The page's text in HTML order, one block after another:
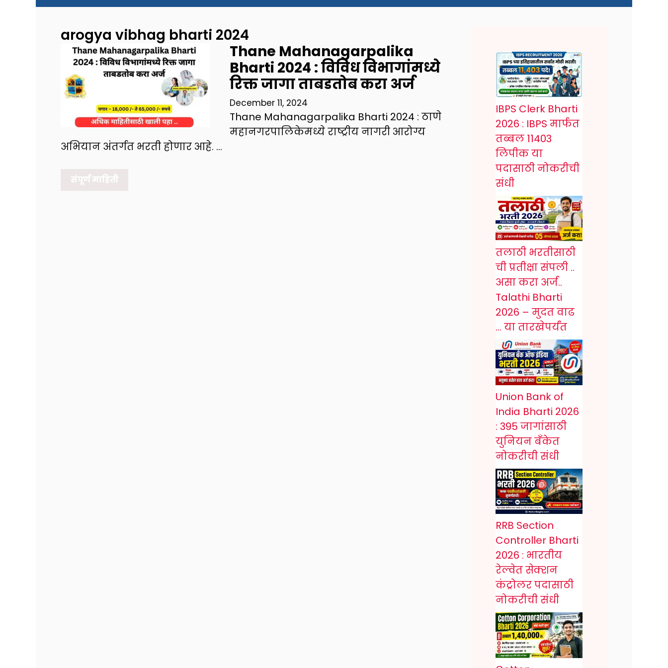
arogya vibhag bharti 2024
Thane Mahanagarpalika
Bharti 2024 : विविध विभागांमध्ये
रिक्त जागा ताबडतोब करा अर्ज
December 11, 2024
Thane Mahanagarpalika Bharti 2024 : ठाणे
महानगरपालिकेमध्ये राष्ट्रीय नागरी आरोग्य
अभियान अंतर्गत भरती होणार आहे. …
संपूर्ण माहिती
IBPS Clerk Bharti
2026 : IBPS मार्फत
तब्बल 11403
लिपीक या
पदासाठी नोकरीची
संधी
तलाठी भरतीसाठी
ची प्रतीक्षा संपली ..
असा करा अर्ज..
Talathi Bharti
2026 – मुदत वाढ
… या तारखेपर्यंत
Union Bank of
India Bharti 2026
: 395 जागांसाठी
युनियन बँकेत
नोकरीची संधी
RRB Section
Controller Bharti
2026 : भारतीय
रेल्वेत सेक्शन
कंट्रोलर पदासाठी
नोकरीची संधी